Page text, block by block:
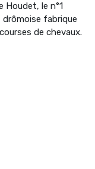
Houdet, le n°1
fabrique
de chevaux.